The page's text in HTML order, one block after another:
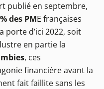
publié en septembre,
des PME françaises
porte d’ici 2022, soit
en partie la
, ces
financière avant la
fait faillite sans les